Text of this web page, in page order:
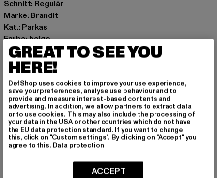
Schnitt: Regulär
Marke: Brandit
Kat.: Parkas
Farbe: beige
Hersteller Farbe: camel
Materialzusammensetzung: 80% Polyester, 20%
Baumwolle
Art.Nr: BD9476-00804
Hersteller: Brandit Textil GmbH |info@brandit-wear.com
Spichernstraße 6a | 50672 Köln | DE
GRÖSSE & PASSFORM
GREAT TO SEE YOU
HERE!
DefShop uses cookies to improve your use experience,
save your preferences, analyse use behaviour and to
provide and measure interest-based contents and
advertising. In addition, we allow partners to extract data
or to use cookies. This may also include the processing of
your data in the USA or other countries which do not have
the EU data protection standard. If you want to change
this, click on "Custom settings". By clicking on "Accept" you
agree to this. Data protection
ACCEPT